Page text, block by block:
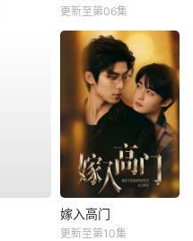
更新至第06集
嫁入高门
更新至第10集